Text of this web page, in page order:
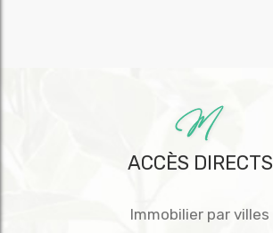
ACCÈS DIRECTS
Immobilier par villes